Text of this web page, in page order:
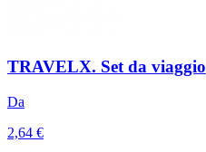
TRAVELX. Set da viaggio
Da
2,64 €